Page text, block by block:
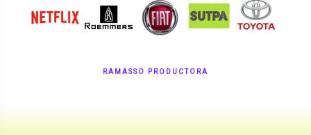
RAMASSO PRODUCTORA